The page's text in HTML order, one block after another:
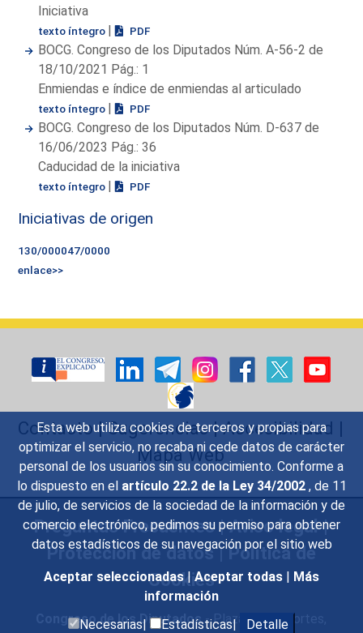
Esta web utiliza cookies de terceros y propias para
optimizar el servicio, no recaba ni cede datos de carácter
personal de los usuarios sin su conocimiento. Conforme a
lo dispuesto en el artículo 22.2 de la Ley 34/2002 , de 11
de julio, de servicios de la sociedad de la información y de
comercio electrónico, pedimos su permiso para obtener
datos estadísticos de su navegación por el sitio web
Aceptar seleccionadas | Aceptar todas | Más
información
Necesarias|
Estadísticas| Detalle
Iniciativa
texto íntegro | PDF
BOCG. Congreso de los Diputados Núm. A-56-2 de
18/10/2021 Pág.: 1
Enmiendas e índice de enmiendas al articulado
texto íntegro | PDF
BOCG. Congreso de los Diputados Núm. D-637 de
16/06/2023 Pág.: 36
Caducidad de la iniciativa
texto íntegro | PDF
Iniciativas de origen
130/000047/0000
enlace>>
Contacto|Sugerencias|Accesibilidad |
Mapa Web
Preguntas Frecuentes|Aviso legal|
Protección de datos|Política de
Cookies
Congreso de los Diputados- Plaza de las Cortes,